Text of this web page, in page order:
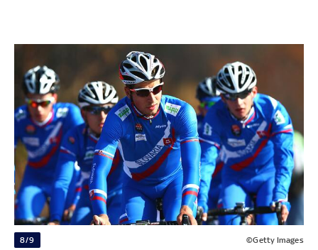
8/9 ©Getty Images